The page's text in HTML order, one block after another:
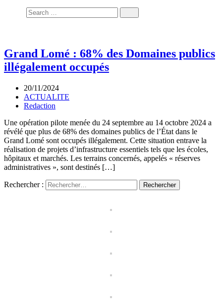
Grand Lomé : 68% des Domaines publics
illégalement occupés
20/11/2024
ACTUALITE
Redaction
Une opération pilote menée du 24 septembre au 14 octobre 2024 a
révélé que plus de 68% des domaines publics de l’État dans le
Grand Lomé sont occupés illégalement. Cette situation entrave la
réalisation de projets d’infrastructure essentiels tels que les écoles,
hôpitaux et marchés. Les terrains concernés, appelés « réserves
administratives », sont destinés […]
Rechercher :